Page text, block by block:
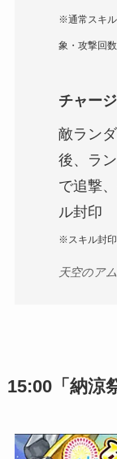
※通常スキ
象・攻撃回
チャー
敵ラン
後、ラ
で追撃
ル封印
※スキル封印
天空のア
15:00「納涼